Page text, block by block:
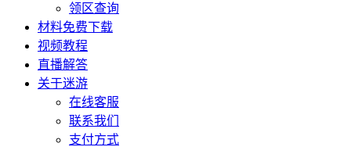
领区查询
材料免费下载
视频教程
直播解答
关于迷游
在线客服
联系我们
支付方式